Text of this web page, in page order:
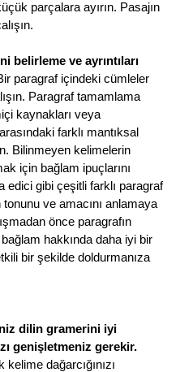
parçalara ayırın. Pasajın
belirleme ve ayrıntıları
paragraf içindeki cümleler
Paragraf tamamlama
kaynakları veya
farklı mantıksal
Bilinmeyen kelimelerin
için bağlam ipuçlarını
edici gibi çeşitli farklı paragraf
ve amacını anlamaya
önce paragrafın
hakkında daha iyi bir
bir şekilde doldurmanıza
dilin gramerini iyi
genişletmeniz gerekir.
dağarcığınızı